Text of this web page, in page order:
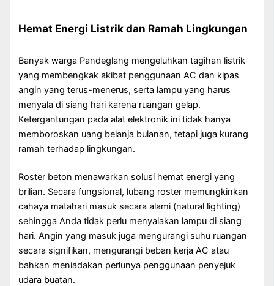
Hemat Energi Listrik dan Ramah Lingkungan
Banyak warga Pandeglang mengeluhkan tagihan listrik
yang membengkak akibat penggunaan AC dan kipas
angin yang terus-menerus, serta lampu yang harus
menyala di siang hari karena ruangan gelap.
Ketergantungan pada alat elektronik ini tidak hanya
memboroskan uang belanja bulanan, tetapi juga kurang
ramah terhadap lingkungan.
Roster beton menawarkan solusi hemat energi yang
brilian. Secara fungsional, lubang roster memungkinkan
cahaya matahari masuk secara alami (natural lighting)
sehingga Anda tidak perlu menyalakan lampu di siang
hari. Angin yang masuk juga mengurangi suhu ruangan
secara signifikan, mengurangi beban kerja AC atau
bahkan meniadakan perlunya penggunaan penyejuk
udara buatan.